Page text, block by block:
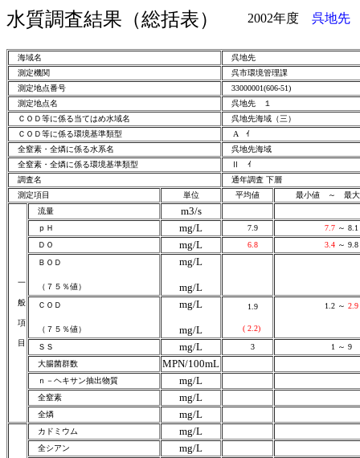
水質調査結果（総括表） 2002年度 呉地先
海域名
呉地先
測定機関
呉市環境管理課
測定地点番号
33000001(606-51)
測定地点名
呉地先
ＣＯＤ等に係る当てはめ水域名
呉地先海域（三）
ＣＯＤ等に係る環境基準類型
A ｲ
全窒素・全燐に係る水系名
呉地先海域
全窒素・全燐に係る環境基準類型
Ⅱ ｲ
調査名
通年調査 下層
測定項目
単位 平均値 最小値 ～ 最
一
般
項
目
流量 m3/s
ｐＨ mg/L 7.9 7.7～ 8.1
ＤＯ
mg/L 6.8 3.4～ 9.8
ＢＯＤ
（７５％値）
mg/L
mg/L
ＣＯＤ
（７５％値）
mg/L
mg/L
1.9
( 2.2)
1.2 ～ 2.9
ＳＳ mg/L 3
1 ～ 9
大腸菌群数
MPN/100mL
ｎ－ヘキサン抽出物質 mg/L
全窒素 mg/L
全燐 mg/L
カドミウム mg/L
全シアン mg/L